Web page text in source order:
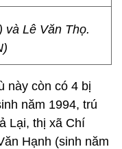
và Lê Văn Thọ.
này còn có 4 bị
năm 1994, trú
Lại, thị xã Chí
Hạnh (sinh năm